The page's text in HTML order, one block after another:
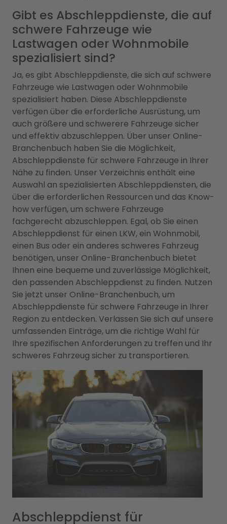
Gibt es Abschleppdienste, die auf
schwere Fahrzeuge wie
Lastwagen oder Wohnmobile
spezialisiert sind?
Ja, es gibt Abschleppdienste, die sich auf schwere
Fahrzeuge wie Lastwagen oder Wohnmobile
spezialisiert haben. Diese Abschleppdienste
verfügen über die erforderliche Ausrüstung, um
auch größere und schwerere Fahrzeuge sicher
und effektiv abzuschleppen. Über unser Online-
Branchenbuch haben Sie die Möglichkeit,
Abschleppdienste für schwere Fahrzeuge in Ihrer
Nähe zu finden. Unser Verzeichnis enthält eine
Auswahl an spezialisierten Abschleppdiensten, die
über die erforderlichen Ressourcen und das Know-
how verfügen, um schwere Fahrzeuge
fachgerecht abzuschleppen. Egal, ob Sie einen
Abschleppdienst für einen LKW, ein Wohnmobil,
einen Bus oder ein anderes schweres Fahrzeug
benötigen, unser Online-Branchenbuch bietet
Ihnen eine bequeme und zuverlässige Möglichkeit,
den passenden Abschleppdienst zu finden. Nutzen
Sie jetzt unser Online-Branchenbuch, um
Abschleppdienste für schwere Fahrzeuge in Ihrer
Region zu entdecken. Verlassen Sie sich auf unsere
umfassenden Einträge, um die richtige Wahl für
Ihre spezifischen Anforderungen zu treffen und Ihr
schweres Fahrzeug sicher zu transportieren.
Abschleppdienst für